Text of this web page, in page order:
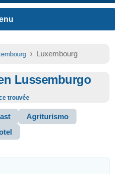
› Luxembourg
Lussemburgo
trouvée
Agriturismo